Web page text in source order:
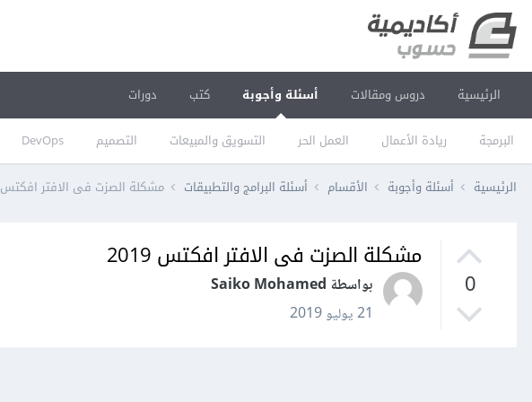
الرئيسية دروس ومقالات أسئلة وأجوبة
البرمجة ريادة الأعمال العمل الحر التسويق والمبيعات التصميم DevOps
كتب دورات
الرئيسية أسئلة وأجوبة الأقسام أسئلة البرامج والتطبيقات مشكلة الصزت فى الافتر افكتس 2019
0
مشكلة الصزت فى الافتر افكتس 2019
بواسطة Saiko Mohamed
21 يوليو 2019